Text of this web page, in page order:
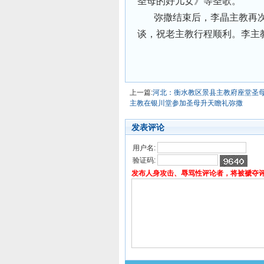
弥撒结束后，李晶主教再
谈，祝老主教行程顺利。李
上一篇:河北：衡水教区景县主教府座堂圣
主教在银川堂参加圣母升天瞻礼弥撒
发表评论
用户名:
验证码:
发布人身攻击、辱骂性评论者，将被褫夺